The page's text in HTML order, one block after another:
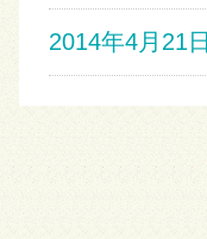
2014年4月21日